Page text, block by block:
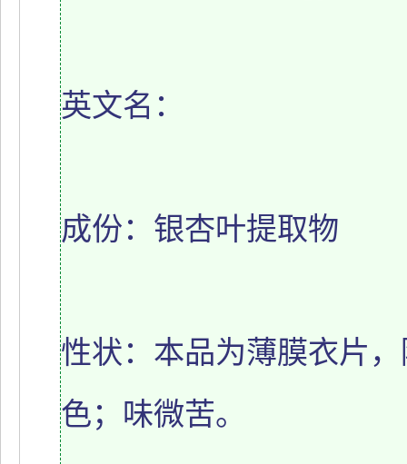
英文名：
成份：银杏叶提取物
性状：本品为薄膜衣片
色；味微苦。